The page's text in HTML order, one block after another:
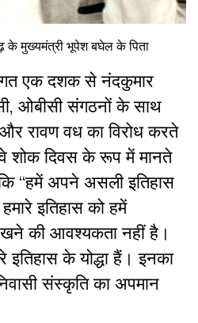
के मुख्यमंत्री भूपेश बघेल के पिता
एक दशक से नंदकुमार
ओबीसी संगठनों के साथ
रावण वध का विरोध करते
शोक दिवस के रूप में मानते
“हमें अपने असली इतिहास
इतिहास को हमें
की आवश्यकता नहीं है।
इतिहास के योद्धा हैं। इनका
संस्कृति का अपमान